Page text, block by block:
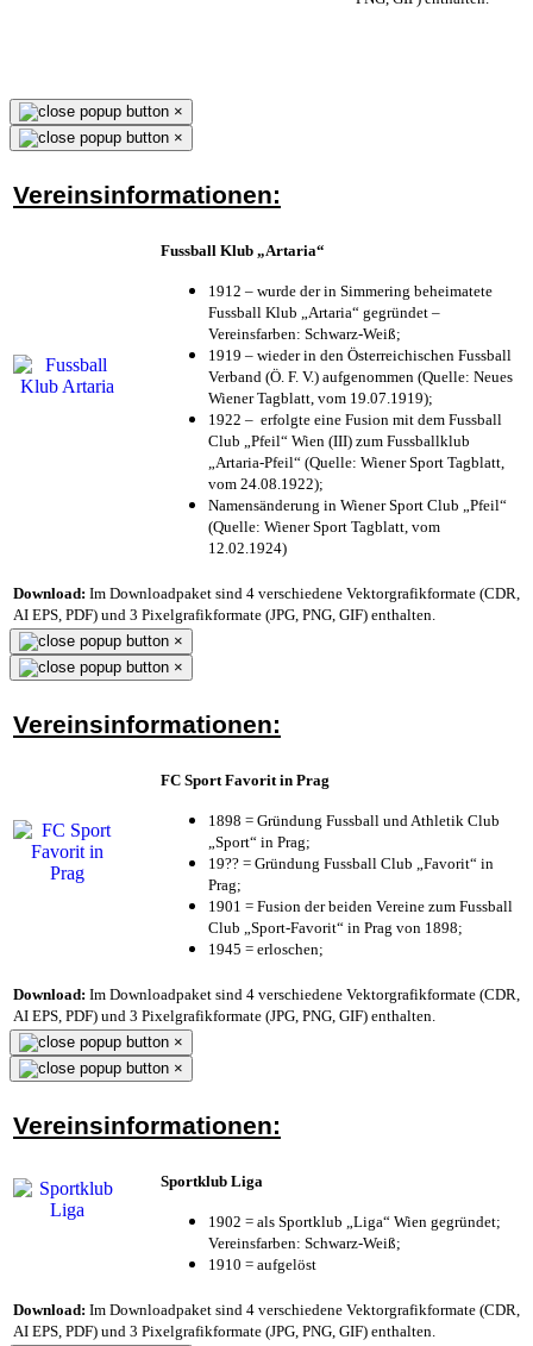
×
×
Vereinsinformationen:
Fussball Klub „Artaria“
1912 – wurde der in Simmering beheimatete
Fussball Klub „Artaria“ gegründet –
Vereinsfarben: Schwarz-Weiß;
1919 – wieder in den Österreichischen Fussball
Verband (Ö. F. V.) aufgenommen (Quelle: Neues
Wiener Tagblatt, vom 19.07.1919);
1922 – erfolgte eine Fusion mit dem Fussball
Club „Pfeil“ Wien (III) zum Fussballklub
„Artaria-Pfeil“ (Quelle: Wiener Sport Tagblatt,
vom 24.08.1922);
Namensänderung in Wiener Sport Club „Pfeil“
(Quelle: Wiener Sport Tagblatt, vom
12.02.1924)
Download: Im Downloadpaket sind 4 verschiedene Vektorgrafikformate (CDR,
AI EPS, PDF) und 3 Pixelgrafikformate (JPG, PNG, GIF) enthalten.
×
×
Vereinsinformationen:
FC Sport Favorit in Prag
1898 = Gründung Fussball und Athletik Club
„Sport“ in Prag;
19?? = Gründung Fussball Club „Favorit“ in
Prag;
1901 = Fusion der beiden Vereine zum Fussball
Club „Sport-Favorit“ in Prag von 1898;
1945 = erloschen;
Download: Im Downloadpaket sind 4 verschiedene Vektorgrafikformate (CDR,
AI EPS, PDF) und 3 Pixelgrafikformate (JPG, PNG, GIF) enthalten.
×
×
Vereinsinformationen:
Sportklub Liga
1902 = als Sportklub „Liga“ Wien gegründet;
Vereinsfarben: Schwarz-Weiß;
1910 = aufgelöst
Download: Im Downloadpaket sind 4 verschiedene Vektorgrafikformate (CDR,
AI EPS, PDF) und 3 Pixelgrafikformate (JPG, PNG, GIF) enthalten.